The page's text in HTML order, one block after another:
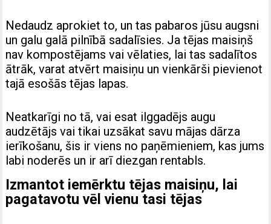
Nedaudz aprokiet to, un tas pabaros jūsu augsni
un galu galā pilnībā sadalīsies. Ja tējas maisiņš
nav kompostējams vai vēlaties, lai tas sadalītos
ātrāk, varat atvērt maisiņu un vienkārši pievienot
tajā esošās tējas lapas.
Neatkarīgi no tā, vai esat ilggadējs augu
audzētājs vai tikai uzsākat savu mājas dārza
ierīkošanu, šis ir viens no paņēmieniem, kas jums
labi noderēs un ir arī diezgan rentabls.
Izmantot iemērktu tējas maisiņu, lai
pagatavotu vēl vienu tasi tējas